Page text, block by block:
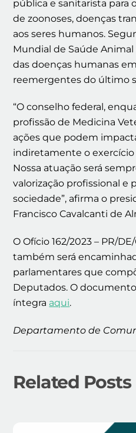
pública e sanitarista para
de zoonoses, doenças
aos seres humanos.
Mundial de Saúde Animal
das doenças humanas
reemergentes do último
“O conselho federal,
profissão de Medicina
ações que podem
indiretamente o
Nossa atuação será
valorização profissional e
sociedade”, afirma o
Francisco Cavalcanti de
O Ofício 162/2023 – PR/
também será
parlamentares que
Deputados. O
íntegra aqui.
Departamento de
Related Posts